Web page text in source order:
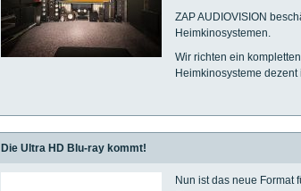
ZAP AUDIOVISION
Heimkinosystemen.
Wir richten ein
Heimkinosysteme
Die Ultra HD Blu-ray kommt!
Nun ist das neue Format